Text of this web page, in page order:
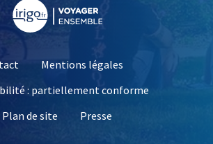
Mentions légales
: partiellement conforme
Plan de site
Presse